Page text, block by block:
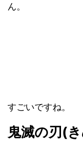
ん。
すごいですね。
鬼滅の刃(